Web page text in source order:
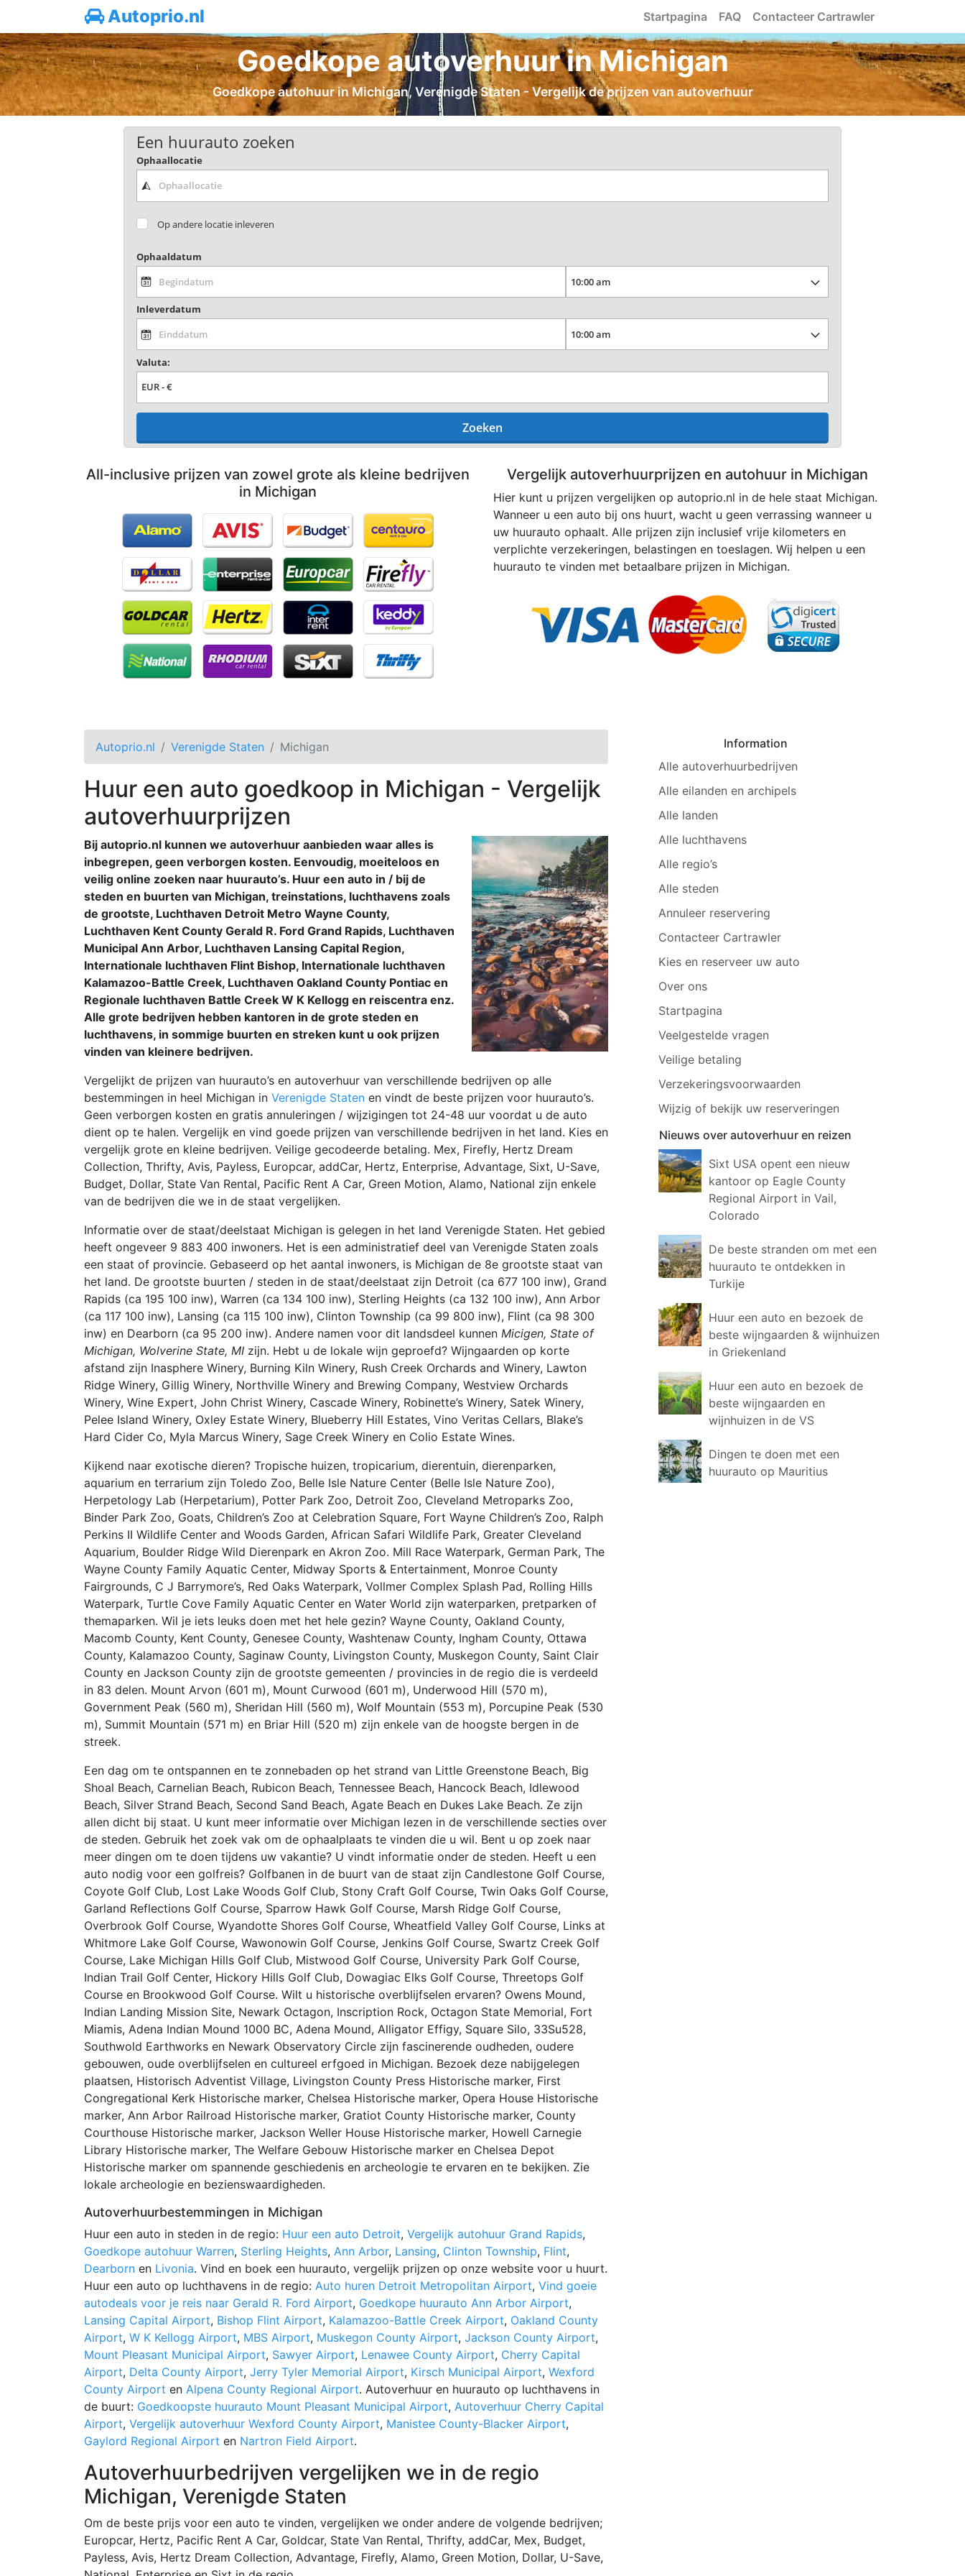
Autoprio.nl Startpagina FAQ Contacteer Cartrawler
Goedkope autoverhuur in Michigan
Goedkope autohuur in Michigan, Verenigde Staten - Vergelijk de prijzen van autoverhuur
Een huurauto zoeken
Ophaallocatie
Op andere locatie inleveren
Ophaaldatum
Inleverdatum
Valuta:
Zoeken
All-inclusive prijzen van zowel grote als kleine bedrijven
in Michigan
Vergelijk autoverhuurprijzen en autohuur in Michigan
Hier kunt u prijzen vergelijken op autoprio.nl in de hele staat Michigan.
Wanneer u een auto bij ons huurt, wacht u geen verrassing wanneer u
uw huurauto ophaalt. Alle prijzen zijn inclusief vrije kilometers en
verplichte verzekeringen, belastingen en toeslagen. Wij helpen u een
huurauto te vinden met betaalbare prijzen in Michigan.
Autoprio.nl Verenigde Staten Michigan
Huur een auto goedkoop in Michigan - Vergelijk
autoverhuurprijzen
Bij autoprio.nl kunnen we autoverhuur aanbieden waar alles is
inbegrepen, geen verborgen kosten. Eenvoudig, moeiteloos en
veilig online zoeken naar huurauto’s. Huur een auto in / bij de
steden en buurten van Michigan, treinstations, luchthavens zoals
de grootste, Luchthaven Detroit Metro Wayne County,
Luchthaven Kent County Gerald R. Ford Grand Rapids, Luchthaven
Municipal Ann Arbor, Luchthaven Lansing Capital Region,
Internationale luchthaven Flint Bishop, Internationale luchthaven
Kalamazoo-Battle Creek, Luchthaven Oakland County Pontiac en
Regionale luchthaven Battle Creek W K Kellogg en reiscentra enz.
Alle grote bedrijven hebben kantoren in de grote steden en
luchthavens, in sommige buurten en streken kunt u ook prijzen
vinden van kleinere bedrijven.
Vergelijkt de prijzen van huurauto’s en autoverhuur van verschillende bedrijven op alle
bestemmingen in heel Michigan in Verenigde Staten en vindt de beste prijzen voor huurauto’s.
Geen verborgen kosten en gratis annuleringen / wijzigingen tot 24-48 uur voordat u de auto
dient op te halen. Vergelijk en vind goede prijzen van verschillende bedrijven in het land. Kies en
vergelijk grote en kleine bedrijven. Veilige gecodeerde betaling. Mex, Firefly, Hertz Dream
Collection, Thrifty, Avis, Payless, Europcar, addCar, Hertz, Enterprise, Advantage, Sixt, U-Save,
Budget, Dollar, State Van Rental, Pacific Rent A Car, Green Motion, Alamo, National zijn enkele
van de bedrijven die we in de staat vergelijken.
Informatie over de staat/deelstaat Michigan is gelegen in het land Verenigde Staten. Het gebied
heeft ongeveer 9 883 400 inwoners. Het is een administratief deel van Verenigde Staten zoals
een staat of provincie. Gebaseerd op het aantal inwoners, is Michigan de 8e grootste staat van
het land. De grootste buurten / steden in de staat/deelstaat zijn Detroit (ca 677 100 inw), Grand
Rapids (ca 195 100 inw), Warren (ca 134 100 inw), Sterling Heights (ca 132 100 inw), Ann Arbor
(ca 117 100 inw), Lansing (ca 115 100 inw), Clinton Township (ca 99 800 inw), Flint (ca 98 300
inw) en Dearborn (ca 95 200 inw). Andere namen voor dit landsdeel kunnen Micigen, State of
Michigan, Wolverine State, MI zijn. Hebt u de lokale wijn geproefd? Wijngaarden op korte
afstand zijn Inasphere Winery, Burning Kiln Winery, Rush Creek Orchards and Winery, Lawton
Ridge Winery, Gillig Winery, Northville Winery and Brewing Company, Westview Orchards
Winery, Wine Expert, John Christ Winery, Cascade Winery, Robinette’s Winery, Satek Winery,
Pelee Island Winery, Oxley Estate Winery, Blueberry Hill Estates, Vino Veritas Cellars, Blake’s
Hard Cider Co, Myla Marcus Winery, Sage Creek Winery en Colio Estate Wines.
Kijkend naar exotische dieren? Tropische huizen, tropicarium, dierentuin, dierenparken,
aquarium en terrarium zijn Toledo Zoo, Belle Isle Nature Center (Belle Isle Nature Zoo),
Herpetology Lab (Herpetarium), Potter Park Zoo, Detroit Zoo, Cleveland Metroparks Zoo,
Binder Park Zoo, Goats, Children’s Zoo at Celebration Square, Fort Wayne Children’s Zoo, Ralph
Perkins II Wildlife Center and Woods Garden, African Safari Wildlife Park, Greater Cleveland
Aquarium, Boulder Ridge Wild Dierenpark en Akron Zoo. Mill Race Waterpark, German Park, The
Wayne County Family Aquatic Center, Midway Sports & Entertainment, Monroe County
Fairgrounds, C J Barrymore’s, Red Oaks Waterpark, Vollmer Complex Splash Pad, Rolling Hills
Waterpark, Turtle Cove Family Aquatic Center en Water World zijn waterparken, pretparken of
themaparken. Wil je iets leuks doen met het hele gezin? Wayne County, Oakland County,
Macomb County, Kent County, Genesee County, Washtenaw County, Ingham County, Ottawa
County, Kalamazoo County, Saginaw County, Livingston County, Muskegon County, Saint Clair
County en Jackson County zijn de grootste gemeenten / provincies in de regio die is verdeeld
in 83 delen. Mount Arvon (601 m), Mount Curwood (601 m), Underwood Hill (570 m),
Government Peak (560 m), Sheridan Hill (560 m), Wolf Mountain (553 m), Porcupine Peak (530
m), Summit Mountain (571 m) en Briar Hill (520 m) zijn enkele van de hoogste bergen in de
streek.
Een dag om te ontspannen en te zonnebaden op het strand van Little Greenstone Beach, Big
Shoal Beach, Carnelian Beach, Rubicon Beach, Tennessee Beach, Hancock Beach, Idlewood
Beach, Silver Strand Beach, Second Sand Beach, Agate Beach en Dukes Lake Beach. Ze zijn
allen dicht bij staat. U kunt meer informatie over Michigan lezen in de verschillende secties over
de steden. Gebruik het zoek vak om de ophaalplaats te vinden die u wil. Bent u op zoek naar
meer dingen om te doen tijdens uw vakantie? U vindt informatie onder de steden. Heeft u een
auto nodig voor een golfreis? Golfbanen in de buurt van de staat zijn Candlestone Golf Course,
Coyote Golf Club, Lost Lake Woods Golf Club, Stony Craft Golf Course, Twin Oaks Golf Course,
Garland Reflections Golf Course, Sparrow Hawk Golf Course, Marsh Ridge Golf Course,
Overbrook Golf Course, Wyandotte Shores Golf Course, Wheatfield Valley Golf Course, Links at
Whitmore Lake Golf Course, Wawonowin Golf Course, Jenkins Golf Course, Swartz Creek Golf
Course, Lake Michigan Hills Golf Club, Mistwood Golf Course, University Park Golf Course,
Indian Trail Golf Center, Hickory Hills Golf Club, Dowagiac Elks Golf Course, Threetops Golf
Course en Brookwood Golf Course. Wilt u historische overblijfselen ervaren? Owens Mound,
Indian Landing Mission Site, Newark Octagon, Inscription Rock, Octagon State Memorial, Fort
Miamis, Adena Indian Mound 1000 BC, Adena Mound, Alligator Effigy, Square Silo, 33Su528,
Southwold Earthworks en Newark Observatory Circle zijn fascinerende oudheden, oudere
gebouwen, oude overblijfselen en cultureel erfgoed in Michigan. Bezoek deze nabijgelegen
plaatsen, Historisch Adventist Village, Livingston County Press Historische marker, First
Congregational Kerk Historische marker, Chelsea Historische marker, Opera House Historische
marker, Ann Arbor Railroad Historische marker, Gratiot County Historische marker, County
Courthouse Historische marker, Jackson Weller House Historische marker, Howell Carnegie
Library Historische marker, The Welfare Gebouw Historische marker en Chelsea Depot
Historische marker om spannende geschiedenis en archeologie te ervaren en te bekijken. Zie
lokale archeologie en bezienswaardigheden.
Autoverhuurbestemmingen in Michigan
Huur een auto in steden in de regio: Huur een auto Detroit, Vergelijk autohuur Grand Rapids,
Goedkope autohuur Warren, Sterling Heights, Ann Arbor, Lansing, Clinton Township, Flint,
Dearborn en Livonia. Vind en boek een huurauto, vergelijk prijzen op onze website voor u huurt.
Huur een auto op luchthavens in de regio: Auto huren Detroit Metropolitan Airport, Vind goeie
autodeals voor je reis naar Gerald R. Ford Airport, Goedkope huurauto Ann Arbor Airport,
Lansing Capital Airport, Bishop Flint Airport, Kalamazoo-Battle Creek Airport, Oakland County
Airport, W K Kellogg Airport, MBS Airport, Muskegon County Airport, Jackson County Airport,
Mount Pleasant Municipal Airport, Sawyer Airport, Lenawee County Airport, Cherry Capital
Airport, Delta County Airport, Jerry Tyler Memorial Airport, Kirsch Municipal Airport, Wexford
County Airport en Alpena County Regional Airport. Autoverhuur en huurauto op luchthavens in
de buurt: Goedkoopste huurauto Mount Pleasant Municipal Airport, Autoverhuur Cherry Capital
Airport, Vergelijk autoverhuur Wexford County Airport, Manistee County-Blacker Airport,
Gaylord Regional Airport en Nartron Field Airport.
Autoverhuurbedrijven vergelijken we in de regio
Michigan, Verenigde Staten
Om de beste prijs voor een auto te vinden, vergelijken we onder andere de volgende bedrijven;
Europcar, Hertz, Pacific Rent A Car, Goldcar, State Van Rental, Thrifty, addCar, Mex, Budget,
Payless, Avis, Hertz Dream Collection, Advantage, Firefly, Alamo, Green Motion, Dollar, U-Save,
Information
Alle autoverhuurbedrijven
Alle eilanden en archipels
Alle landen
Alle luchthavens
Alle regio’s
Alle steden
Annuleer reservering
Contacteer Cartrawler
Kies en reserveer uw auto
Over ons
Startpagina
Veelgestelde vragen
Veilige betaling
Verzekeringsvoorwaarden
Wijzig of bekijk uw reserveringen
Nieuws over autoverhuur en reizen
Sixt USA opent een nieuw
kantoor op Eagle County
Regional Airport in Vail,
Colorado
De beste stranden om met een
huurauto te ontdekken in
Turkije
Huur een auto en bezoek de
beste wijngaarden & wijnhuizen
in Griekenland
Huur een auto en bezoek de
beste wijngaarden en
wijnhuizen in de VS
Dingen te doen met een
huurauto op Mauritius